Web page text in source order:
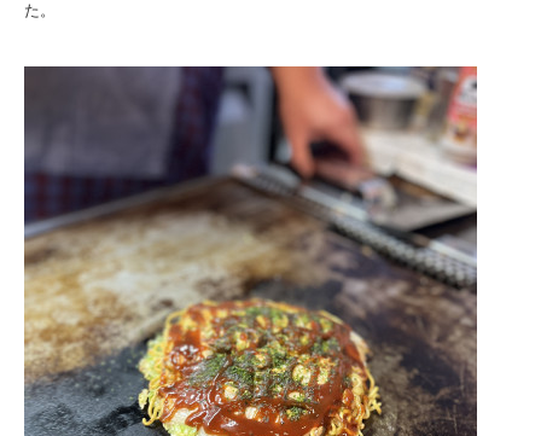
た。